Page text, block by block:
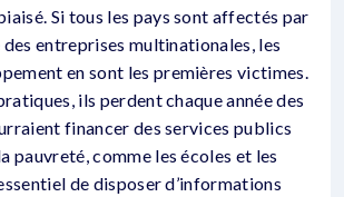
Si tous les pays sont affectés par
des entreprises multinationales, les
en sont les premières victimes.
ils perdent chaque année des
financer des services publics
pauvreté, comme les écoles et les
de disposer d’informations